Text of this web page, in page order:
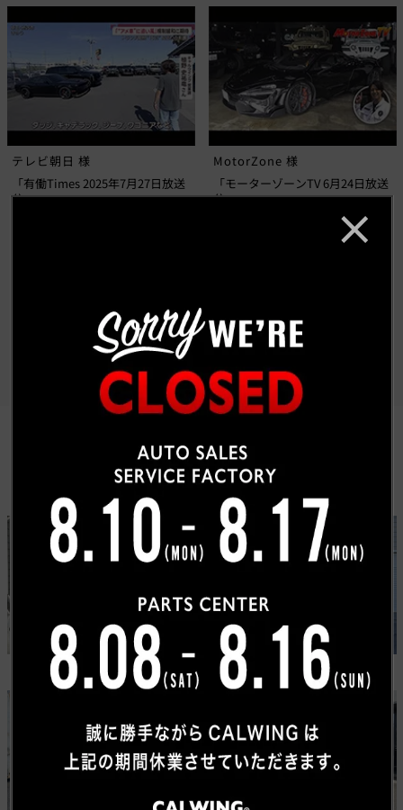
テレビ朝日 様
「有働Times 2025年7月27日放送
分」
MotorZone 様
「モーターゾーンTV 6月24日放送
分」
CUSTOM CAR GALLERY
カスタムカーギャラリー
USトヨタ
タンドラ
ワゴニア
グランドワゴニア